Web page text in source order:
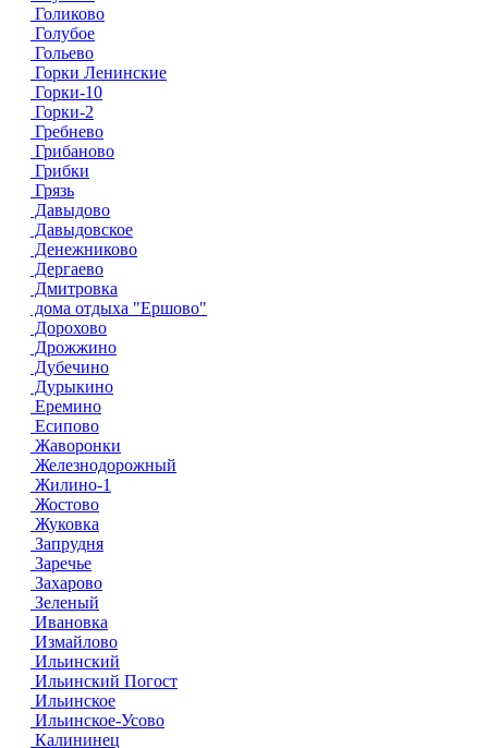
Голиково
Голубое
Гольево
Горки Ленинские
Горки-10
Горки-2
Гребнево
Грибаново
Грибки
Грязь
Давыдово
Давыдовское
Денежниково
Дергаево
Дмитровка
дома отдыха "Ершово"
Дорохово
Дрожжино
Дубечино
Дурыкино
Еремино
Есипово
Жаворонки
Железнодорожный
Жилино-1
Жостово
Жуковка
Запрудня
Заречье
Захарово
Зеленый
Ивановка
Измайлово
Ильинский
Ильинский Погост
Ильинское
Ильинское-Усово
Калининец